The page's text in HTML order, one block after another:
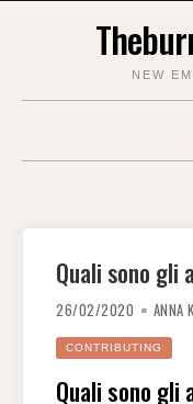
NEW
Quali sono
26/02/2020 ANNA
CONTRIBUTING
Quali sono